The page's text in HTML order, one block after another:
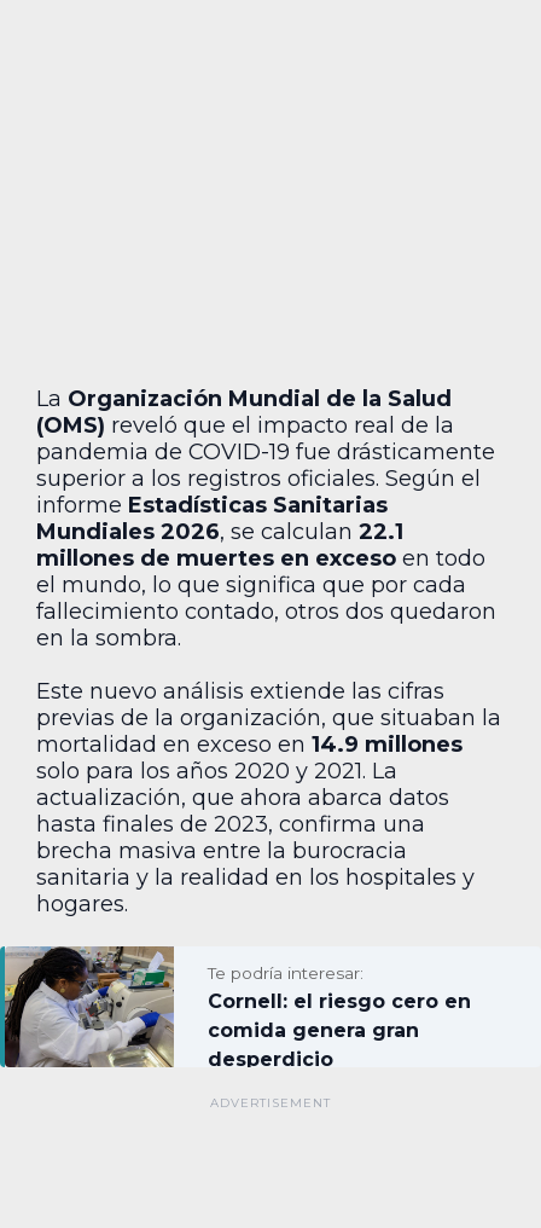
La Organización Mundial de la Salud
(OMS) reveló que el impacto real de la
pandemia de COVID-19 fue drásticamente
superior a los registros oficiales. Según el
informe Estadísticas Sanitarias
Mundiales 2026, se calculan 22.1
millones de muertes en exceso en todo
el mundo, lo que significa que por cada
fallecimiento contado, otros dos quedaron
en la sombra.
Este nuevo análisis extiende las cifras
previas de la organización, que situaban la
mortalidad en exceso en 14.9 millones
solo para los años 2020 y 2021. La
actualización, que ahora abarca datos
hasta finales de 2023, confirma una
brecha masiva entre la burocracia
sanitaria y la realidad en los hospitales y
hogares.
Te podría interesar:
Cornell: el riesgo cero en
comida genera gran
desperdicio